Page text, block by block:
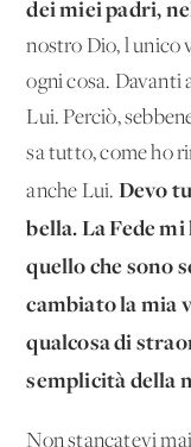
dei miei padri,
nostro Dio, l'unico
ogni cosa. Davanti
Lui. Perciò,
sa tutto, come ho
anche Lui. Devo
bella. La Fede
quello che sono
cambiato la mia
qualcosa di
semplicità della
Non stancatevi